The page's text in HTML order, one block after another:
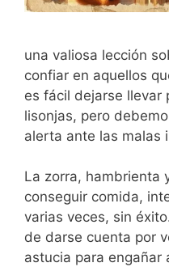
una valiosa lección
confiar en aquellos
es fácil dejarse llevar
lisonjas, pero
alerta ante las malas
La zorra, hambrienta
conseguir comida,
varias veces, sin
de darse cuenta por
astucia para engañar